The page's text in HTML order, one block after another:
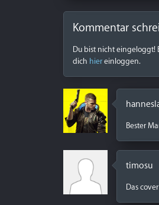
Kommentar
Du bist nicht eingeloggt!
dich hiereinloggen.
Bester
timosu
Das